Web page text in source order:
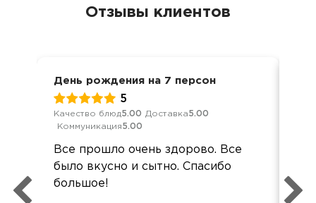
Отзывы клиентов
День рождения на 7 персон
5
Качество блюд5.00 Доставка5.00
Коммуникация5.00
Все прошло очень здорово. Все
было вкусно и сытно. Спасибо
большое!
а 6